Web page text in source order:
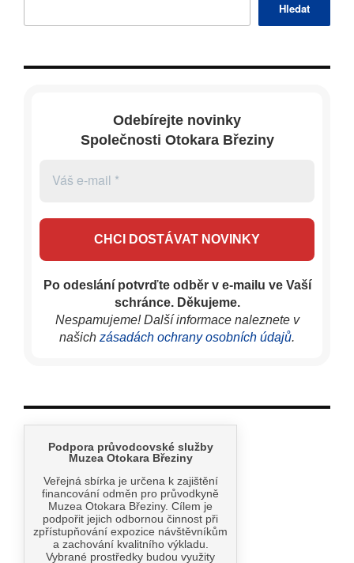
Hledat
Odebírejte novinky
Společnosti Otokara Březiny
Po odeslání potvrďte odběr v e-mailu ve Vaší
schránce. Děkujeme.
Nespamujeme! Další informace naleznete v
našich zásadách ochrany osobních údajů.